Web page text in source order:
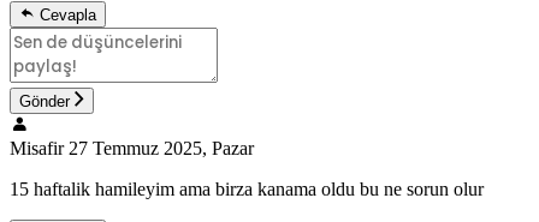
Cevapla
Gönder
Misafir 27 Temmuz 2025, Pazar
15 haftalik hamileyim ama birza kanama oldu bu ne sorun olur